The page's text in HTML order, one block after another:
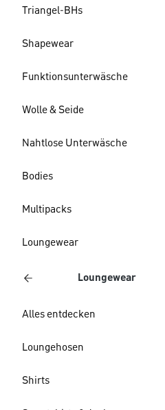
Triangel-BHs
Shapewear
Funktionsunterwäsche
Wolle & Seide
Nahtlose Unterwäsche
Bodies
Multipacks
Loungewear
Loungewear
Alles entdecken
Loungehosen
Shirts